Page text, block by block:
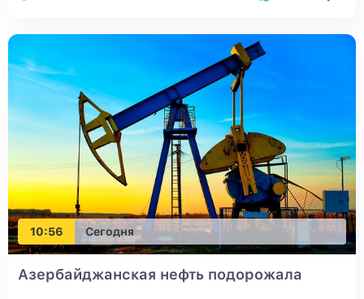
10:56 Сегодня
Азербайджанская нефть подорожала